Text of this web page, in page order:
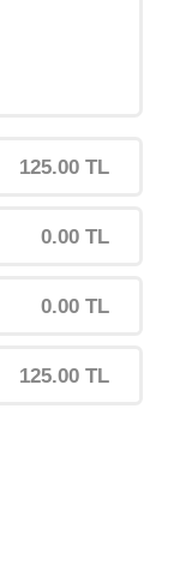
125.00 TL
0.00 TL
0.00 TL
125.00 TL